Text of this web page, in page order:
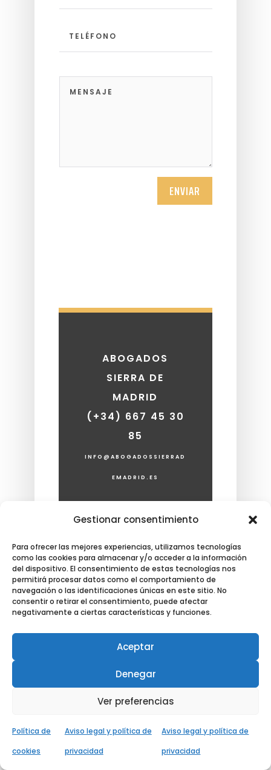
Gestionar consentimiento
Para ofrecer las mejores experiencias, utilizamos tecnologías
como las cookies para almacenar y/o acceder a la información
del dispositivo. El consentimiento de estas tecnologías nos
permitirá procesar datos como el comportamiento de
navegación o las identificaciones únicas en este sitio. No
consentir o retirar el consentimiento, puede afectar
negativamente a ciertas características y funciones.
Aceptar
Denegar
Ver preferencias
Política de
cookies
Aviso legal y política de
privacidad
Aviso legal y política de
privacidad
ENVIAR
ABOGADOS
SIERRA DE
MADRID
(+34) 667 45 30
85
INFO@ABOGADOSSIERRAD
EMADRID.ES
Divorcios
Laboral